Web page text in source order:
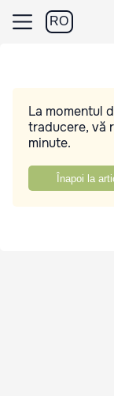
RO
La momentul
traducere, vă
minute.
Înapoi la